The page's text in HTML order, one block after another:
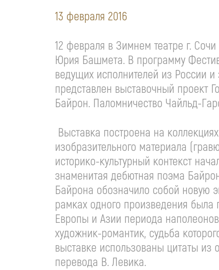
13 февраля 2016
12 февраля в Зимнем театре г.
Юрия Башмета. В программу
ведущих исполнителей из России
представлен выставочный проект
Байрон. Паломничество Чайльд-
Выставка построена на
изобразительного материала
историко-культурный контекст
знаменитая дебютная поэма
Байрона обозначило собой новую
рамках одного произведения
Европы и Азии периода
художник-романтик, судьба
выставке использованы цитаты из
перевода В. Левика.